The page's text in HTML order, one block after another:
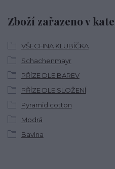
Zboží zařazeno v
VŠECHNA KLUBÍČKA
Schachenmayr
PŘÍZE DLE BAREV
PŘÍZE DLE SLOŽENÍ
Pyramid cotton
Modrá
Bavlna